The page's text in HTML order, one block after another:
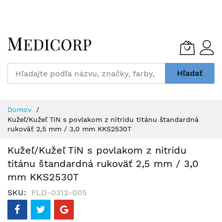
to
Content
Hľadať
Domov
Kužeľ/Kužeľ TiN s povlakom z nitridu titánu štandardná
rukoväť 2,5 mm / 3,0 mm KKS2530T
Kužeľ/Kužeľ TiN s povlakom z nitridu
titánu štandardná rukoväť 2,5 mm / 3,0
mm KKS2530T
SKU PLD-0312-005